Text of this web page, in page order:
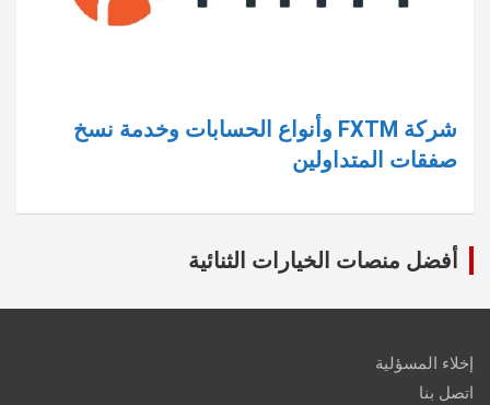
شركة FXTM وأنواع الحسابات وخدمة نسخ
صفقات المتداولين
أفضل منصات الخيارات الثنائية
إخلاء المسؤلية
اتصل بنا